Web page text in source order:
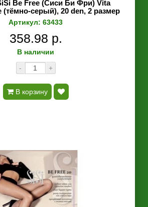
Be Free (Сиси Би Фри) Vita
(тёмно-серый), 20 den, 2 размер
Артикул: 63433
358.98 р.
В наличии
-
+
В корзину